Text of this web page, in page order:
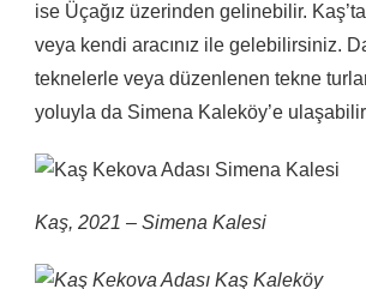
ise Üçağız üzerinden gelinebilir.
veya kendi aracınız ile gelebilirsiniz.
teknelerle veya düzenlenen tekne
yoluyla da Simena Kaleköy’e
Kaş, 2021 – Simena Kalesi